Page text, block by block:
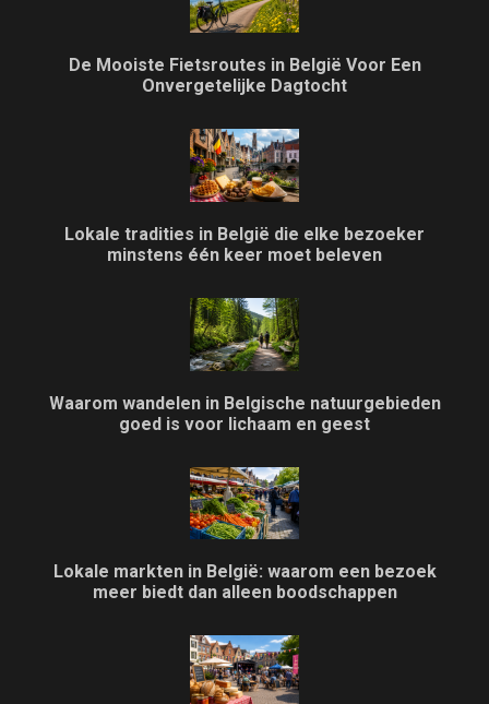
De Mooiste Fietsroutes in België Voor Een
Onvergetelijke Dagtocht
Lokale tradities in België die elke bezoeker
minstens één keer moet beleven
Waarom wandelen in Belgische natuurgebieden
goed is voor lichaam en geest
Lokale markten in België: waarom een bezoek
meer biedt dan alleen boodschappen